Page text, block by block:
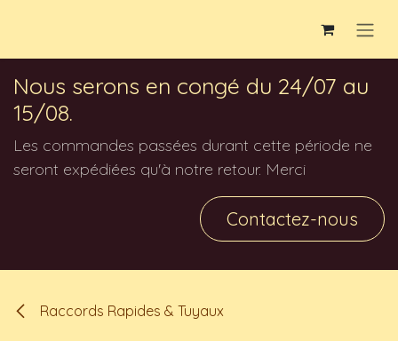
Nous serons en congé du 24/07 au
15/08.
Les commandes passées durant cette période ne
seront expédiées qu'à notre retour. Merci
Contactez-nous
Raccords Rapides & Tuyaux